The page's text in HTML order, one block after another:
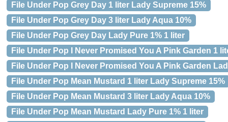
File Under Pop Grey Day 1 liter Lady Supreme 15%
File Under Pop Grey Day 3 liter Lady Aqua 10%
File Under Pop Grey Day Lady Pure 1% 1 liter
File Under Pop I Never Promised You A Pink Garden 1
File Under Pop I Never Promised You A Pink Garden
File Under Pop Mean Mustard 1 liter Lady Supreme 15%
File Under Pop Mean Mustard 3 liter Lady Aqua 10%
File Under Pop Mean Mustard Lady Pure 1% 1 liter